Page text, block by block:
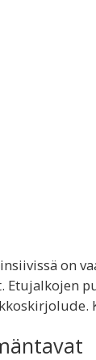
on
Etujalkojen